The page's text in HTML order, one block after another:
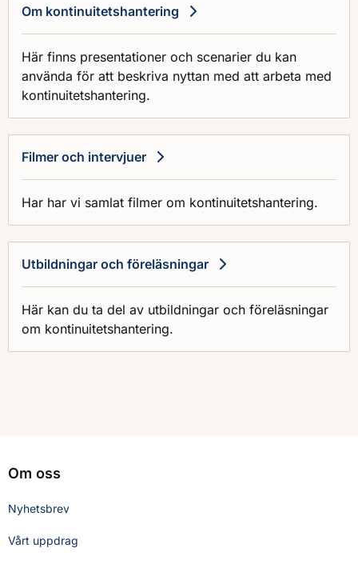
Om kontinuitetshantering
Här finns presentationer och scenarier du kan
använda för att beskriva nyttan med att arbeta med
kontinuitetshantering.
Filmer och intervjuer
Har har vi samlat filmer om kontinuitetshantering.
Utbildningar och föreläsningar
Här kan du ta del av utbildningar och föreläsningar
om kontinuitetshantering.
Om oss
Nyhetsbrev
Vårt uppdrag